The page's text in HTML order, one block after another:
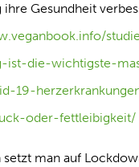
Gesundheit
ist-die-wichtigste-
19-
oder-fettleibigkeit/
setzt man auf